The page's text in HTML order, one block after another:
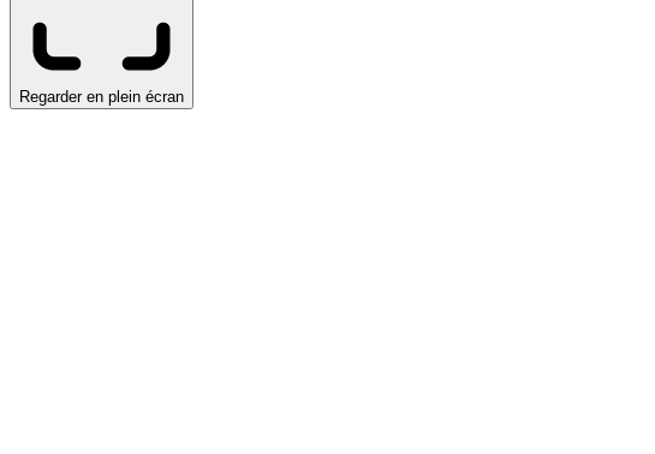
Regarder en plein écran